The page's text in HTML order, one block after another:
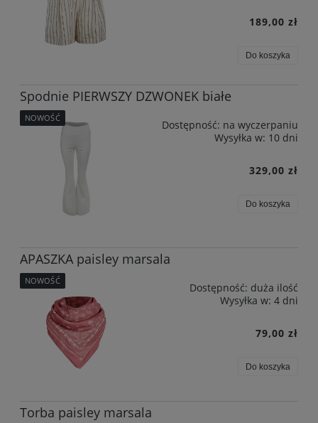
189,00 zł
Do koszyka
Spodnie PIERWSZY DZWONEK białe
Dostępność: na wyczerpaniu
Wysyłka w: 10 dni
329,00 zł
Do koszyka
NOWOŚĆ
APASZKA paisley marsala
Dostępność: duża ilość
Wysyłka w: 4 dni
79,00 zł
Do koszyka
NOWOŚĆ
Torba paisley marsala